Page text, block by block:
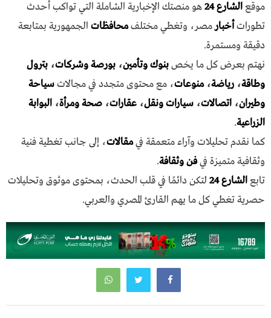
موقعالشارع 24
هو منصتك الإخبارية الشاملة التي تواكب أحدث
تطوراتأخبار مصر، وتغطي مختلفمحافظات الجمهورية بمتابعة
دقيقة ومستمرة.
نهتم بعرض كل ما يخصبنوك وتأمين، بورصة وشركات، بترول
وطاقة، رياضة،منوعات، مع محتوى متجدد في مجالاتسياحة
وطيران، اتصالات، سيارات ونقل، عقارات، صحة ومرأة، البوابة
الزراعية.
كما نقدم تحليلات وآراء متعمقة فيمقالات، إلى جانب تغطية فنية
وثقافية متميزة فيفن وثقافة.
تابعالشارع 24
لتكن دائمًا في قلب الحدث، بمحتوى موثوق وتحليلات
حصرية تغطي كل ما يهم القارئ المصري والعربي.